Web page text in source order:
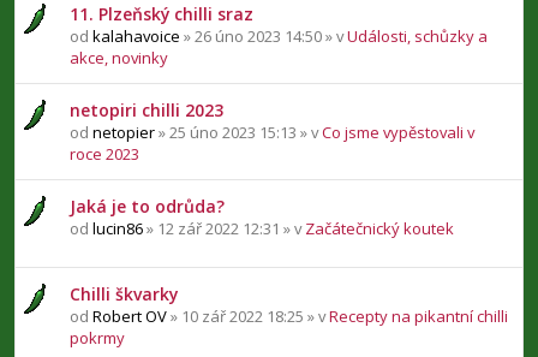
11. Plzeňský chilli sraz
od kalahavoice » 26 úno 2023 14:50 » vUdálosti, schůzky a
akce, novinky
netopiri chilli 2023
od netopier» 25 úno 2023 15:13 » vCo jsme vypěstovali v
roce 2023
Jaká je to odrůda?
od lucin86» 12 zář 2022 12:31 » vZačátečnický koutek
Chilli škvarky
od Robert OV» 10 zář 2022 18:25 » vRecepty na pikantní chilli
pokrmy